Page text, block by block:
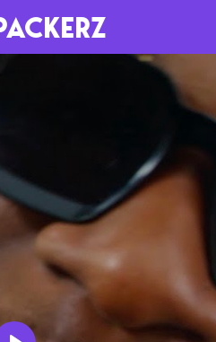
RADIO
Playlists
Podcasts
Mixes